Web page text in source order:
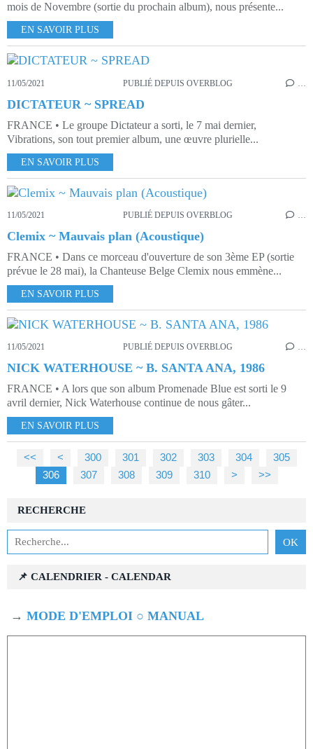
mois de Novembre (sortie du prochain album), nous présente...
EN SAVOIR PLUS
11/05/2021 PUBLIÉ DEPUIS OVERBLOG
DICTATEUR ~ SPREAD
FRANCE • Le groupe Dictateur a sorti, le 7 mai dernier,
Vibrations, son tout premier album, une œuvre plurielle...
EN SAVOIR PLUS
11/05/2021 PUBLIÉ DEPUIS OVERBLOG …
Clemix ~ Mauvais plan (Acoustique)
FRANCE • Dans ce morceau d'ouverture de son 3ème EP (sortie
prévue le 28 mai), la Chanteuse Belge Clemix nous emmène...
EN SAVOIR PLUS
11/05/2021 PUBLIÉ DEPUIS OVERBLOG …
NICK WATERHOUSE ~ B. SANTA ANA, 1986
FRANCE • A lors que son album Promenade Blue est sorti le 9
avril dernier, Nick Waterhouse continue de nous gâter...
EN SAVOIR PLUS
<< < 300 301 302 303 304
305
306
307 308 309 310 320
330
340
350
360
370
380
390
400
> >>
RECHERCHE
📌 CALENDRIER - CALENDAR
→ MODE D'EMPLOI ○ MANUAL